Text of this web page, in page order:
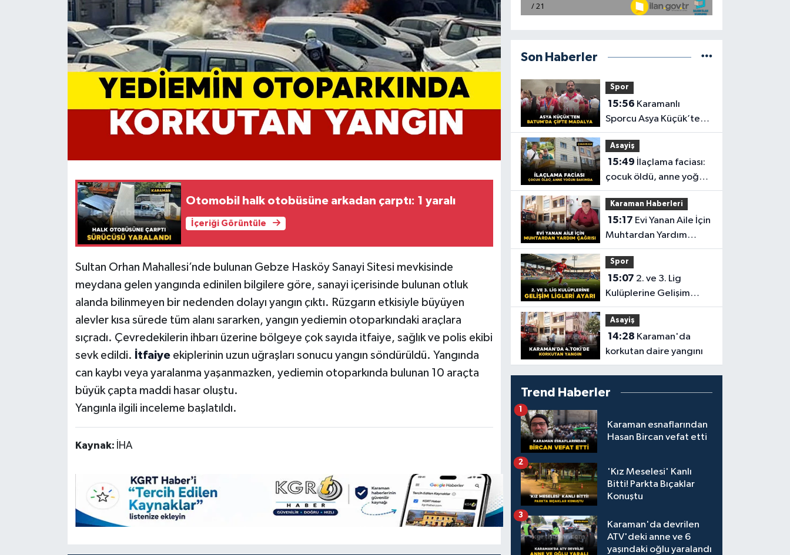
Otomobil halk otobüsüne arkadan çarptı: 1 yaralı
İçeriği Görüntüle
Sultan Orhan Mahallesi’nde bulunan Gebze Hasköy Sanayi Sitesi mevkisinde
meydana gelen yangında edinilen bilgilere göre, sanayi içerisinde bulunan otluk
alanda bilinmeyen bir nedenden dolayı yangın çıktı. Rüzgarın etkisiyle büyüyen
alevler kısa sürede tüm alanı sararken, yangın yediemin otoparkındaki araçlara
sıçradı. Çevredekilerin ihbarı üzerine bölgeye çok sayıda itfaiye, sağlık ve polis ekibi
sevk edildi. İtfaiye ekiplerinin uzun uğraşları sonucu yangın söndürüldü. Yangında
can kaybı veya yaralanma yaşanmazken, yediemin otoparkında bulunan 10 araçta
büyük çapta maddi hasar oluştu.
Yangınla ilgili inceleme başlatıldı.
Kaynak: İHA
Son Haberler
Spor
15:56
Sporcu Asya Küçük’ten
Batum’da Çifte Madalya
Asayiş
15:49
çocuk öldü, anne yoğun
bakımda
Karaman Haberleri
15:17
Muhtardan Yardım
Çağrısı
Spor
15:07
Kulüplerine Gelişim
Ligleri Ayarı
Asayiş
14:28
korkutan daire yangını
Trend Haberler
Karaman esnaflarından
Hasan Bircan vefat etti
1
'Kız Meselesi' Kanlı
Bitti! Parkta Bıçaklar
Konuştu
2
Karaman'da devrilen
ATV'deki anne ve 6
yaşındaki oğlu yaralandı
3